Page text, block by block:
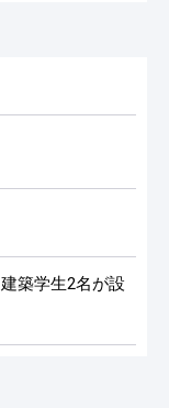
築学生2名が設